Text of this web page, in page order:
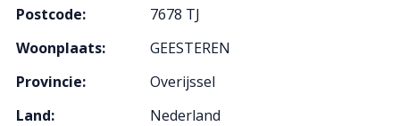
Postcode:
7678 TJ
Woonplaats:
GEESTEREN
Provincie:
Overijssel
Land:
Nederland